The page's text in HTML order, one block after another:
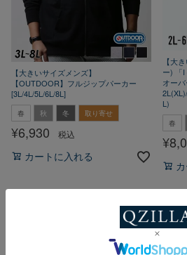
【大きいサイズメンズ】
【OUTDOOR】フルジップパーカー
[3L/4L/5L/6L/8L]
春 秋 冬 取り寄せ
¥6,930 税込
カートに入れる
【大
ー) 「
オー
L)
春
¥